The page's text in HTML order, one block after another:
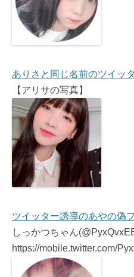
ありさと同じ名前のツイッ
【アリサの写真】
ツイッター誘導のあやの偽
しっかつちゃん
https://mobile.twitter.com/